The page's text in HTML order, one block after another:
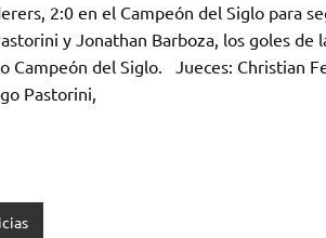
2:0 en el Campeón del Siglo para
y Jonathan Barboza, los goles
Campeón del Siglo. Jueces: Christian
Pastorini,